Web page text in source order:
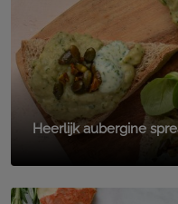
Heerlijk aubergine